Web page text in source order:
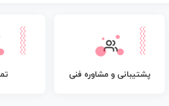
پشتیبانی و مشاوره فنی